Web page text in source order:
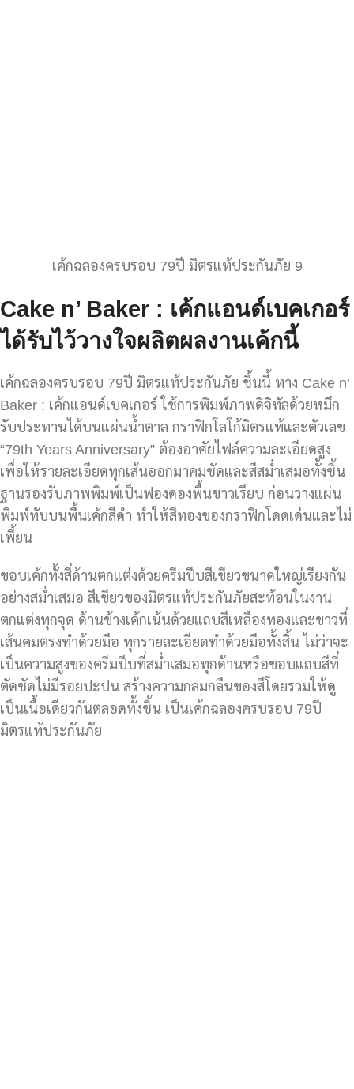
เค้กฉลองครบรอบ 79ปี มิตรแท้ประกันภัย 9
Cake n’ Baker : เค้กแอนด์เบคเกอร์
ได้รับไว้วางใจผลิตผลงานเค้กนี้
เค้กฉลองครบรอบ 79ปี มิตรแท้ประกันภัย ชิ้นนี้ ทาง Cake n’
Baker : เค้กแอนด์เบคเกอร์ ใช้การพิมพ์ภาพดิจิทัลด้วยหมึก
รับประทานได้บนแผ่นน้ำตาล กราฟิกโลโก้มิตรแท้และตัวเลข
“79th Years Anniversary” ต้องอาศัยไฟล์ความละเอียดสูง
เพื่อให้รายละเอียดทุกเส้นออกมาคมชัดและสีสม่ำเสมอทั้งชิ้น
ฐานรองรับภาพพิมพ์เป็นฟองดองพื้นขาวเรียบ ก่อนวางแผ่น
พิมพ์ทับบนพื้นเค้กสีดำ ทำให้สีทองของกราฟิกโดดเด่นและไม่
เพี้ยน
ขอบเค้กทั้งสี่ด้านตกแต่งด้วยครีมปีบสีเขียวขนาดใหญ่เรียงกัน
อย่างสม่ำเสมอ สีเขียวของมิตรแท้ประกันภัยสะท้อนในงาน
ตกแต่งทุกจุด ด้านข้างเค้กเน้นด้วยแถบสีเหลืองทองและขาวที่
เส้นคมตรงทำด้วยมือ ทุกรายละเอียดทำด้วยมือทั้งสิ้น ไม่ว่าจะ
เป็นความสูงของครีมปีบที่สม่ำเสมอทุกด้านหรือขอบแถบสีที่
ตัดชัดไม่มีรอยปะปน สร้างความกลมกลืนของสีโดยรวมให้ดู
เป็นเนื้อเดียวกันตลอดทั้งชิ้น เป็นเค้กฉลองครบรอบ 79ปี
มิตรแท้ประกันภัย